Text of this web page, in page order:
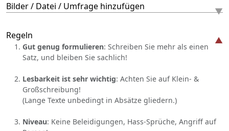
Bilder / Datei / Umfrage hinzufügen
Regeln
Gut genug formulieren: Schreiben Sie mehr als einen
Satz, und bleiben Sie sachlich!
Lesbarkeit ist sehr wichtig: Achten Sie auf Klein- &
Großschreibung!
(Lange Texte unbedingt in Absätze gliedern.)
Niveau: Keine Beleidigungen, Hass-Sprüche, Angriff auf